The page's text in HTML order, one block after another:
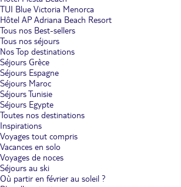
TUI Blue Victoria Menorca
Hôtel AP Adriana Beach Resort
Tous nos Best-sellers
Tous nos séjours
Nos Top destinations
Séjours Grèce
Séjours Espagne
Séjours Maroc
Séjours Tunisie
Séjours Egypte
Toutes nos destinations
Inspirations
Voyages tout compris
Vacances en solo
Voyages de noces
Séjours au ski
Où partir en février au soleil ?